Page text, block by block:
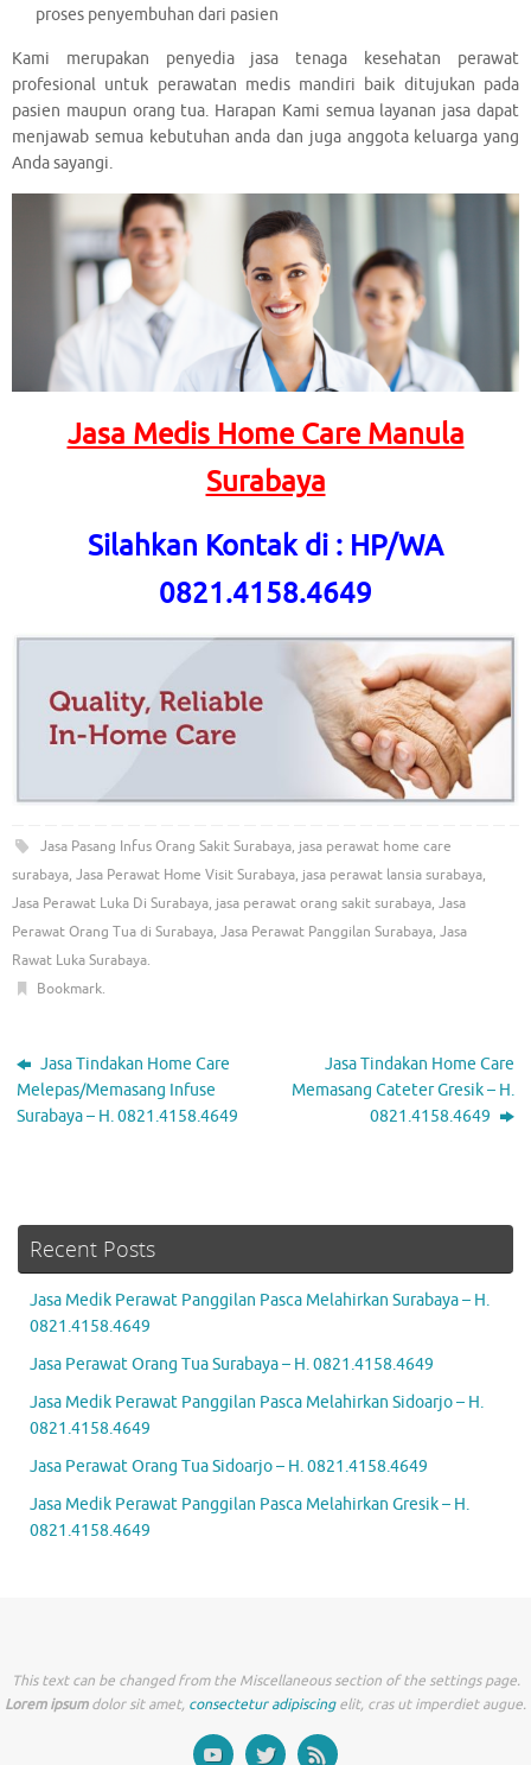
proses penyembuhan dari pasien
Kami merupakan penyedia jasa tenaga kesehatan perawat
profesional untuk perawatan medis mandiri baik ditujukan pada
pasien maupun orang tua. Harapan Kami semua layanan jasa dapat
menjawab semua kebutuhan anda dan juga anggota keluarga yang
Anda sayangi.
Jasa Medis Home Care Manula
Surabaya
Silahkan Kontak di : HP/WA
0821.4158.4649
Jasa Pasang Infus Orang Sakit Surabaya, jasa perawat home care
surabaya, Jasa Perawat Home Visit Surabaya, jasa perawat lansia surabaya,
Jasa Perawat Luka Di Surabaya, jasa perawat orang sakit surabaya, Jasa
Perawat Orang Tua di Surabaya, Jasa Perawat Panggilan Surabaya, Jasa
Rawat Luka Surabaya.
Bookmark.
Jasa Tindakan Home Care
Melepas/Memasang Infuse
Surabaya – H. 0821.4158.4649
Jasa Tindakan Home Care
Memasang Cateter Gresik – H.
0821.4158.4649
Recent Posts
Jasa Medik Perawat Panggilan Pasca Melahirkan Surabaya – H.
0821.4158.4649
Jasa Perawat Orang Tua Surabaya – H. 0821.4158.4649
Jasa Medik Perawat Panggilan Pasca Melahirkan Sidoarjo – H.
0821.4158.4649
Jasa Perawat Orang Tua Sidoarjo – H. 0821.4158.4649
Jasa Medik Perawat Panggilan Pasca Melahirkan Gresik – H.
0821.4158.4649
This text can be changed from the Miscellaneous section of the settings page.
Lorem ipsumdolor sit amet, consectetur adipiscingelit, cras ut imperdiet augue.